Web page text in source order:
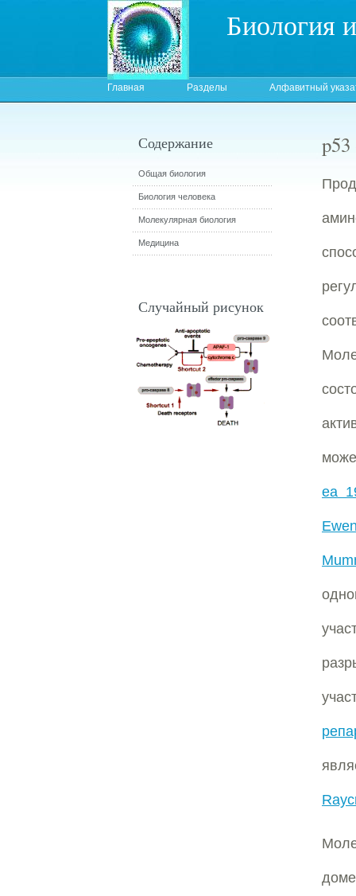
Биология
Главная Разделы Алфавитный
p53
ea
Содержание
Общая биология
Биология человека
Молекулярная биология
Медицина
Случайный рисунок